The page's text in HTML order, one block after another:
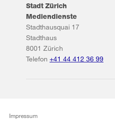
Stadt Zürich
Mediendienste
Stadthausquai 17
Stadthaus
8001 Zürich
Telefon +41 44 412 36 99
Impressum